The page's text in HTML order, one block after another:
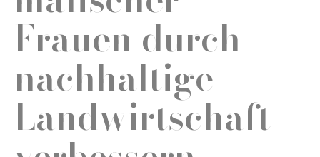
Frauen durch
nachhaltige
Landwirtschaft